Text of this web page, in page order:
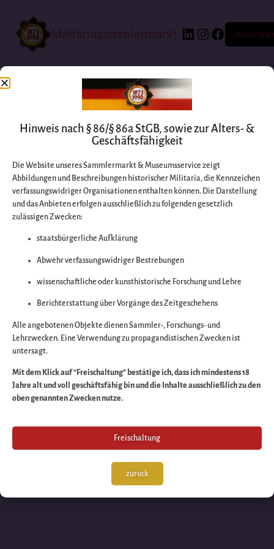
Militariasammlermarkt Anmelden
Entschuldigen Sie
bitte die
Wir arbeiten an
großartigen Sache
schauen Sie bald
wieder vorbei!
Hinweis nach § 86/§ 86a StGB, sowie zur Alters- &
Geschäftsfähigkeit
Die Website unseres Sammlermarkt & Museumsservice zeigt
Abbildungen und Beschreibungen historischer Militaria, die Kennzeichen
verfassungswidriger Organisationen enthalten können. Die Darstellung
und das Anbieten erfolgen ausschließlich zu folgenden gesetzlich
zulässigen Zwecken:
staatsbürgerliche Aufklärung
Abwehr verfassungswidriger Bestrebungen
wissenschaftliche oder kunsthistorische Forschung und Lehre
Berichterstattung über Vorgänge des Zeitgeschehens
Alle angebotenen Objekte dienen Sammler-, Forschungs- und
Lehrzwecken. Eine Verwendung zu propagandistischen Zwecken ist
untersagt.
Mit dem Klick auf “Freischaltung” bestätige ich, dass ich mindestens 18
Jahre alt und voll geschäftsfähig bin und die Inhalte ausschließlich zu den
oben genannten Zwecken nutze.
Freischaltung
zurück